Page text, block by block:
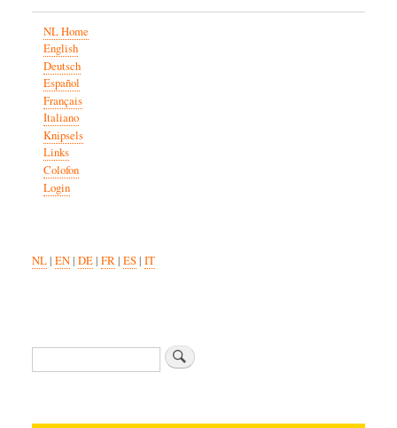
NL Home
English
Deutsch
Español
Français
Italiano
Knipsels
Links
Colofon
Login
NL| EN| DE| FR| ES| IT
Zoeken